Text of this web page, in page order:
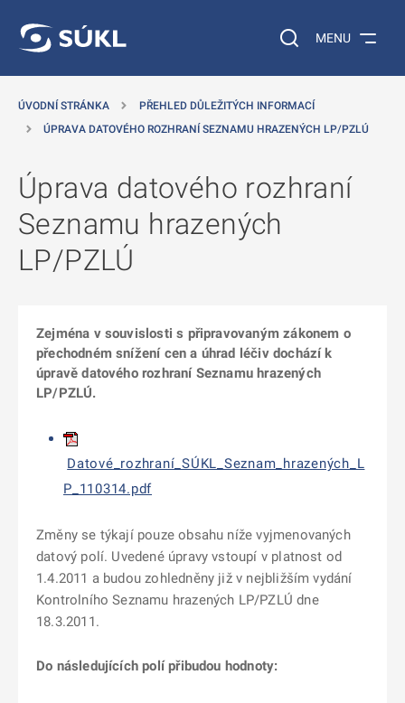
Vyhledávání na
MENU
ÚVODNÍ STRÁNKA
PŘEHLED DŮLEŽITÝCH INFORMACÍ
ÚPRAVA DATOVÉHO ROZHRANÍ SEZNAMU HRAZENÝCH LP/PZLÚ
Úprava datového rozhraní
Seznamu hrazených
LP/PZLÚ
Zejména v souvislosti s připravovaným zákonem o
přechodném snížení cen a úhrad léčiv dochází k
úpravě datového rozhraní Seznamu hrazených
LP/PZLÚ.
Datové_rozhraní_SÚKL_Seznam_hrazených_L
P_110314.pdf
Změny se týkají pouze obsahu níže vyjmenovaných
datový polí. Uvedené úpravy vstoupí v platnost od
1.4.2011 a budou zohledněny již v nejbližším vydání
Kontrolního Seznamu hrazených LP/PZLÚ dne
18.3.2011.
Do následujících polí přibudou hodnoty: